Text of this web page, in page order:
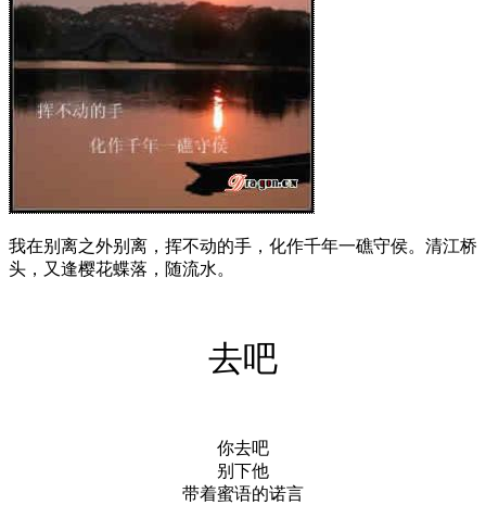
我在别离之外别离，挥不动的手，化作千年一礁守侯。清江桥
头，又逢樱花蝶落，随流水。
去吧
你去吧
别下他
带着蜜语的诺言